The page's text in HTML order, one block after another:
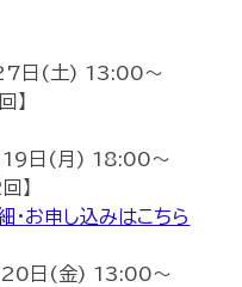
日(土) 13:00～
】
19日(月) 18:00～
】
お申し込みはこちら
20日(金) 13:00～